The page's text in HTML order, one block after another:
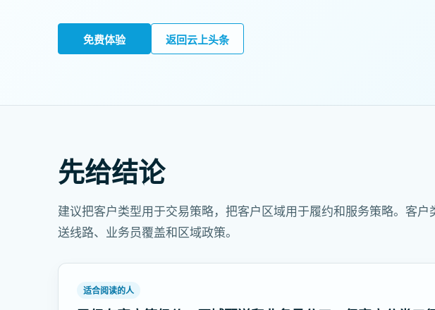
免费体验 返回云上头条
先给结论
建议把客户类型用于交易策略，把客户区域用于履约和服务策略。客
送线路、业务员覆盖和区域政策。
适合阅读的人